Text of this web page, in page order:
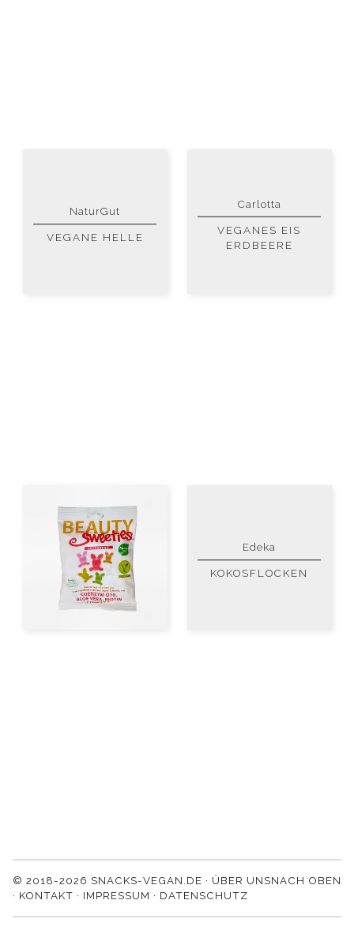
NaturGut
VEGANE HELLE
Carlotta
VEGANES EIS
ERDBEERE
Edeka
KOKOSFLOCKEN
NACH OBEN
© 2018-2026 SNACKS-VEGAN.DE · ÜBER UNS
· KONTAKT · IMPRESSUM · DATENSCHUTZ